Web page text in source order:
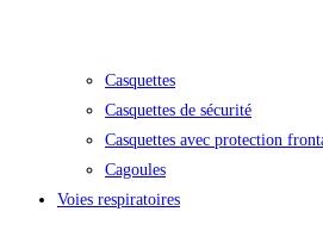
Casquettes
Casquettes de sécurité
Casquettes avec protection
Cagoules
Voies respiratoires